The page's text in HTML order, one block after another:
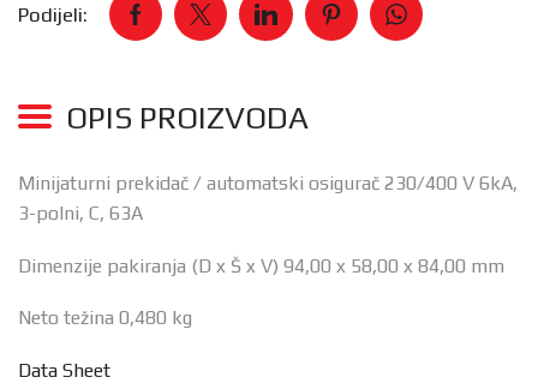
Podijeli:
OPIS PROIZVODA
Minijaturni prekidač / automatski osigurač 230/400 V 6kA,
3-polni, C, 63A
Dimenzije pakiranja (D x Š x V) 94,00 x 58,00 x 84,00 mm
Neto težina 0,480 kg
Data Sheet